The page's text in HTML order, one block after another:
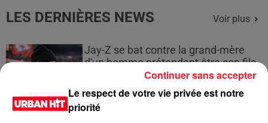
LES DERNIÈRES NEWS Voir plus
Jay-Z se bat contre la grand-mère
d'un homme prétendant être son fils
Le respect de votre vie privée est notre
priorité
Continuer sans accepter